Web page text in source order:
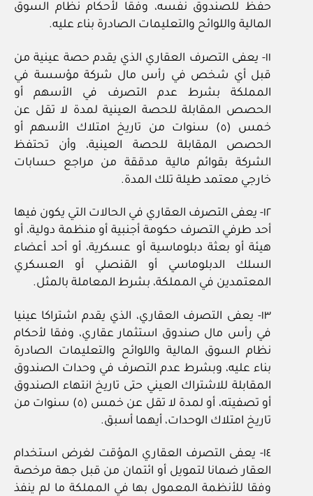
حفظ للصندوق نفسه، وفقا لأحكام نظام السوق
المالية واللوائح والتعليمات الصادرة بناء عليه.
١١‏- يعفى التصرف العقاري الذي يقدم حصة عينية من
قبل أي شخص في رأس مال شركة مؤسسة في
المملكة بشرط عدم التصرف في الأسهم أو
الحصص المقابلة للحصة العينية لمدة لا تقل عن
خمس (٥) سنوات من تاريخ امتلاك الأسهم أو
الحصص المقابلة للحصة العينية، وأن تحتفظ
الشركة بقوائم مالية مدققة من مراجع حسابات
خارجي معتمد طيلة تلك المدة.
١٢‏- يعفى التصرف العقاري في الحالات التي يكون فيها
أحد طرفي التصرف حكومة أجنبية أو منظمة دولية، أو
هيئة أو بعثة دبلوماسية أو عسكرية، أو أحد أعضاء
السلك الدبلوماسي أو القنصلي أو العسكري
المعتمدين في المملكة، بشرط المعاملة بالمثل.
١٣‏- يعفى التصرف العقاري، الذي يقدم اشتراكا عينيا
في رأس مال صندوق استثمار عقاري، وفقا لأحكام
نظام السوق المالية واللوائح والتعليمات الصادرة
بناء عليه، وبشرط عدم التصرف في وحدات الصندوق
المقابلة للاشتراك العيني حتى تاريخ انتهاء الصندوق
أو تصفيته، أو لمدة لا تقل عن خمس (٥) سنوات من
تاريخ امتلاك الوحدات، أيهما أسبق.
١٤‏- يعفى التصرف العقاري المؤقت لغرض استخدام
العقار ضمانا لتمويل أو ائتمان من قبل جهة مرخصة
وفقا للأنظمة المعمول بها في المملكة ما لم ينفذ